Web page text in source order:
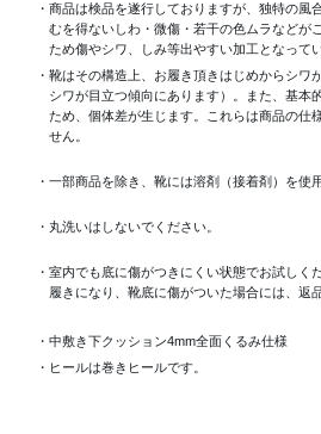
・商品は検品を遂行しておりますが、独特の
むを得ないしわ・微傷・若干の色ムラなどが
ため傷やシワ、しみ等出やすい加工となって
・靴はその構造上、お履き頂きはじめからシワ
シワが目立つ傾向にあります）。また、基本
ため、個体差が生じます。これらは商品の仕
せん。
・一部商品を除き、靴には溶剤（接着剤）を使
・丸洗いはしないでください。
・室内でも底に傷がつきにくい状態でお試しく
履きになり、靴底に傷がついた場合には、返
・中敷き下クッション4mm全面くるみ仕様
・ヒールは巻きヒールです。